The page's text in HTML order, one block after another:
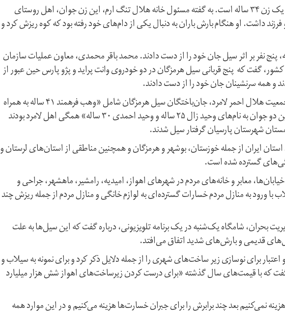
دیگر جان‌باخته سیل در بوشهر نیز یک زن ۳۴ ساله است. به گفته مسئول خانه هلال تنگ ارم، این زن جوان، اهل روستای
داشت. او هنگام بارش باران به دنبال یکی از دام‌های خود رفته بود که کوه ریزش کرد و
پنج نفر بر اثر سیل جان خود را از دست دادند. محمد باقر محمدی، معاون عملیات سازمان
گفت که پنج قربانی سیل هرمزگان در دو خودروی وانت پراید و پژو پارس حین عبور از
و همه سرنشینان جان خود را از دست دادند.
به گفته محمود قادری، سرپرست جمعیت هلال احمر لامرد، جان‌باختگان سیل هرمزگان شامل «وهب فرهمند ۴۱ ساله به همراه
همسر و دختر ۶ ساله‌شان و همچنین دو جوان به نام‌های وحید زال ۲۵ ساله و وحید احمدی ۳۰ ساله» همگی اهل لامرد بودند
شهرستان پارسیان گرفتار سیل شدند.
ایران از جمله خوزستان، بوشهر و هرمزگان و همچنین مناطقی از استان‌های لرستان و
گسترده شده است.
معابر و خانه‌های مردم در شهرهای اهواز، امیدیه، رامشیر، ماهشهر، جراحی و
ورود به منازل مردم خسارات گسترده‌ای به لوازم خانگی و منازل مردم از جمله ریزش چند
بحران، شامگاه یک‌شنبه در یک برنامه تلویزیونی، درباره گفت که این سیل‌ها به علت
قدیمی و بارش‌های شدید اتفاق می‌افتد.
برای نوسازی زیر ساخت‌های شهری را از جمله دلایل ذکر کرد و برای نمونه به سیلاب و
که با قیمت‌های سال گذشته «برای درست کردن زیرساخت‌های اهواز شش هزار میلیارد
نمی‌کنیم بعد چند برابرش را برای جبران خسارت‌ها هزینه می‌کنیم و در این موارد همه